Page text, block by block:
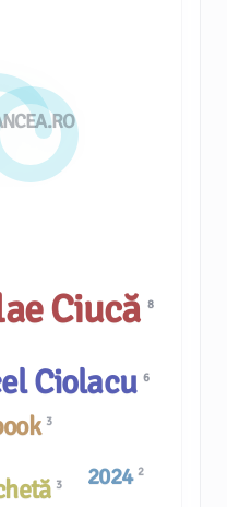
3
3
Ciucă8
2024 2
Ciolacu6